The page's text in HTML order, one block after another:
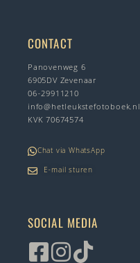
CONTACT
Panovenweg 6
6905DV Zevenaar
06-29911210
info@hetleukstefotoboek.nl
KVK 70674574
Chat via WhatsApp
E-mail sturen
SOCIAL MEDIA